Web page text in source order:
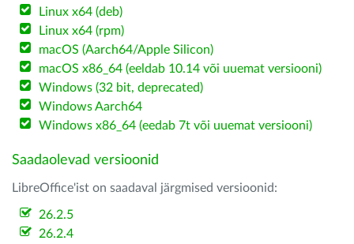
Linux x64 (deb)
Linux x64 (rpm)
macOS (Aarch64/Apple Silicon)
macOS x86_64 (eeldab 10.14 või uuemat versiooni)
Windows (32 bit, deprecated)
Windows Aarch64
Windows x86_64 (eedab 7t või uuemat versiooni)
Saadaolevad versioonid
LibreOffice'ist on saadaval järgmised versioonid:
26.2.5
26.2.4